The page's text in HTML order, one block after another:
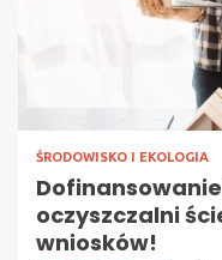
ŚRODOWISKO I EKOLOGIA
oczyszczalni
wniosków!